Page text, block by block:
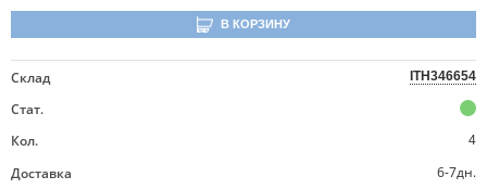
В КОРЗИНУ
Склад ITH346654
Стат.
Кол.
4
Доставка
6-7дн.